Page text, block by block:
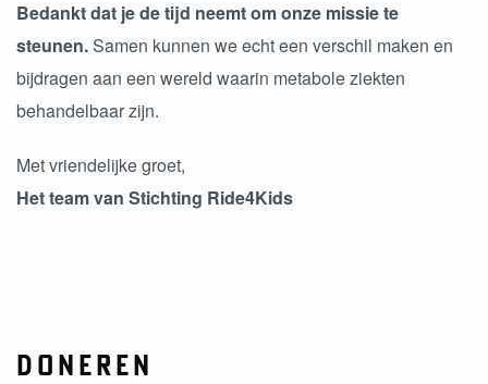
Bedankt dat je de tijd neemt om onze missie te
steunen.Samen kunnen we echt een verschil maken en
bijdragen aan een wereld waarin metabole ziekten
behandelbaar zijn.
Met vriendelijke groet,
Het team van Stichting Ride4Kids
DONEREN